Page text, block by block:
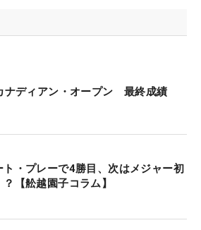
は、その発表に驚いたり怒声を
を隠し切れない様子だった。
る状態のまま、すぐさま試合に
毒にも感じられたが、それでも
露した彼らは「さすがは一流プ
させられた。
えたローリー・マキロイ（北
々しい逆転勝利を挙げるストー
寄せられていたが、残念ながら
ナディアン・オープン 最終成績
ト・プレーで4勝目、次はメジャー初
【舩越園子コラム】